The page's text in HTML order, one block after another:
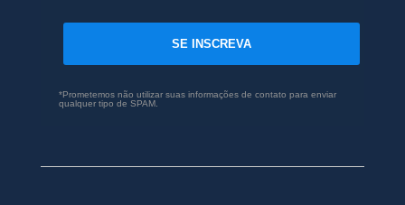
SE INSCREVA
*Prometemos não utilizar suas informações de contato para enviar
qualquer tipo de SPAM.